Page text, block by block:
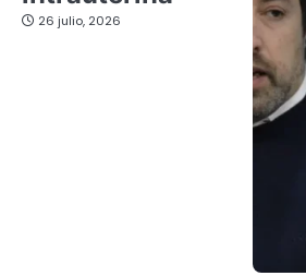
26 julio, 2026